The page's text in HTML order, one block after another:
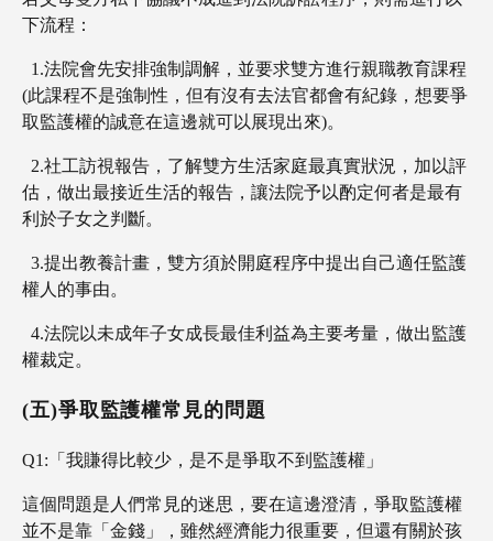
下流程：
1.法院會先安排強制調解，並要求雙方進行親職教育課程
(此課程不是強制性，但有沒有去法官都會有紀錄，想要爭
取監護權的誠意在這邊就可以展現出來)。
2.社工訪視報告，了解雙方生活家庭最真實狀況，加以評
估，做出最接近生活的報告，讓法院予以酌定何者是最有
利於子女之判斷。
3.提出教養計畫，雙方須於開庭程序中提出自己適任監護
權人的事由。
4.法院以未成年子女成長最佳利益為主要考量，做出監護
權裁定。
(五)爭取監護權常見的問題
Q1:「我賺得比較少，是不是爭取不到監護權」
這個問題是人們常見的迷思，要在這邊澄清，爭取監護權
並不是靠「金錢」，雖然經濟能力很重要，但還有關於孩